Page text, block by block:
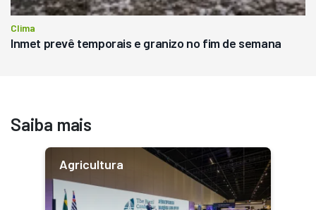
Clima
Inmet prevê temporais e granizo no fim de semana
Saiba mais
Agricultura